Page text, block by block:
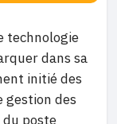
technologie
dans sa
initié des
gestion des
du poste